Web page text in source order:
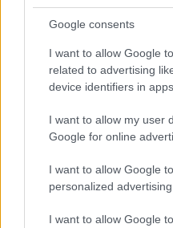
Google consents
I want to allow Google
related to advertising
device identifiers in apps.
I want to allow my user
Google for online
I want to allow Google
personalized advertising.
I want to allow Google